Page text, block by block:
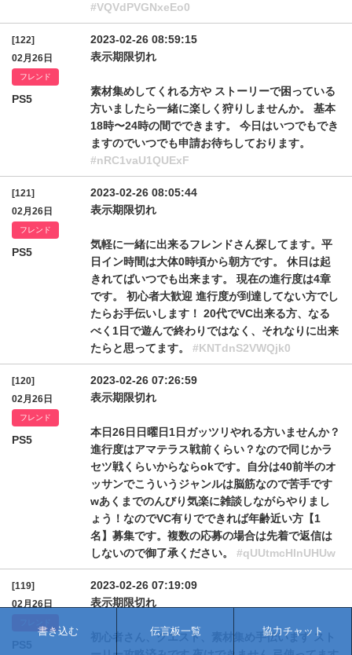
#VQVdPVGNxeEo0
[122]
02月26日
フレンド
PS5
2023-02-26 08:59:15
表示期限切れ
素材集めしてくれる方や ストーリーで困っている
方いましたら一緒に楽しく狩りしませんか。 基本
18時〜24時の間でできます。 今日はいつでもでき
ますのでいつでも申請お待ちしております。
#nRC1vaU1QUExF
[121]
02月26日
フレンド
PS5
2023-02-26 08:05:44
表示期限切れ
気軽に一緒に出来るフレンドさん探してます。平
日イン時間は大体0時頃から朝方です。 休日は起
きれてばいつでも出来ます。 現在の進行度は4章
です。 初心者大歓迎 進行度が到達してない方でし
たらお手伝いします！ 20代でVC出来る方、なる
べく1日で遊んで終わりではなく、それなりに出来
たらと思ってます。 #KNTdnS2VWQjk0
[120]
02月26日
フレンド
PS5
2023-02-26 07:26:59
表示期限切れ
本日26日日曜日1日ガッツリやれる方いませんか？
進行度はアマテラス戦前くらい？なので同じかラ
セツ戦くらいからならokです。自分は40前半のオ
ッサンでこういうジャンルは脳筋なので苦手です
wあくまでのんびり気楽に雑談しながらやりまし
ょう！なのでVC有りでできれば年齢近い方【1
名】募集です。複数の応募の場合は先着で返信は
しないので御了承ください。 #qUUtmcHlnUHUw
[119]
02月26日
2023-02-26 07:19:09
表示期限切れ
初心者さん、クエスト、素材集め手伝います スト
書き込む 伝言板一覧 協力チャット